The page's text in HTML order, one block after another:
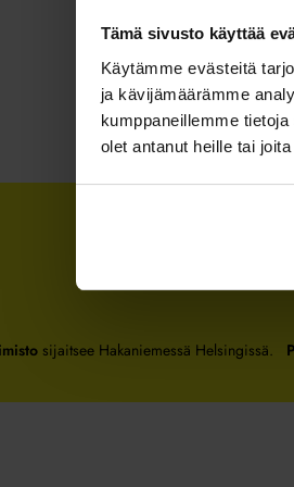
Tämä sivusto käyttää
Käytämme evästeitä
ja kävijämäärämme
kumppaneillemme
olet antanut heille tai
sijaitsee Hakaniemessä Helsingissä.